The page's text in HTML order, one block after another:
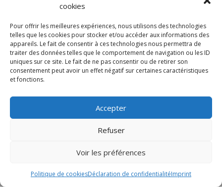
cookies
Pour offrir les meilleures expériences, nous utilisons des technologies
telles que les cookies pour stocker et/ou accéder aux informations des
appareils. Le fait de consentir à ces technologies nous permettra de
traiter des données telles que le comportement de navigation ou les ID
uniques sur ce site. Le fait de ne pas consentir ou de retirer son
consentement peut avoir un effet négatif sur certaines caractéristiques
et fonctions.
Accepter
Refuser
Voir les préférences
Politique de cookiesDéclaration de confidentialitéImprint
Newsletter & Presse
Partenaires
Tarifs
Espace Client
121DigitalGroup |
121DigitalGroup